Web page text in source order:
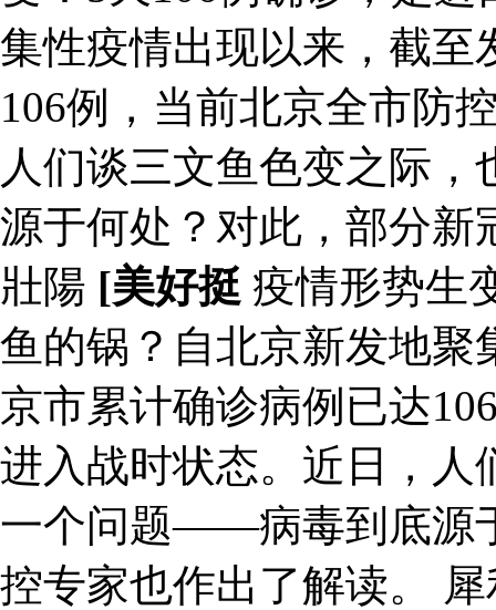
集性疫情出现以来，截至
106例，当前北京全市防
人们谈三文鱼色变之际
源于何处？对此，部分新
壯陽 [美好挺 疫情形势生
鱼的锅？自北京新发地聚
京市累计确诊病例已达
进入战时状态。近日，人
一个问题——病毒到底源
控专家也作出了解读。